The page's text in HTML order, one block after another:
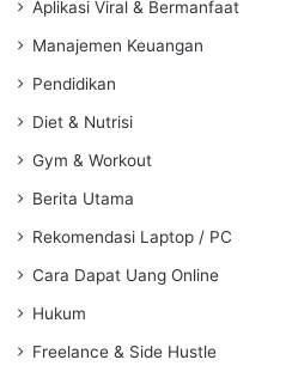
Aplikasi Viral & Bermanfaat
Manajemen Keuangan
Pendidikan
Diet & Nutrisi
Gym & Workout
Berita Utama
Rekomendasi Laptop / PC
Cara Dapat Uang Online
Hukum
Freelance & Side Hustle